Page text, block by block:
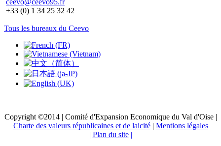
+33 (0) 1 34 25 32 42
Tous les bureaux du Ceevo
Copyright ©2014 | Comité d'Expansion Economique du Val d'Oise |
Charte des valeurs républicaines et de laicité| Mentions légales
| Plan du site |